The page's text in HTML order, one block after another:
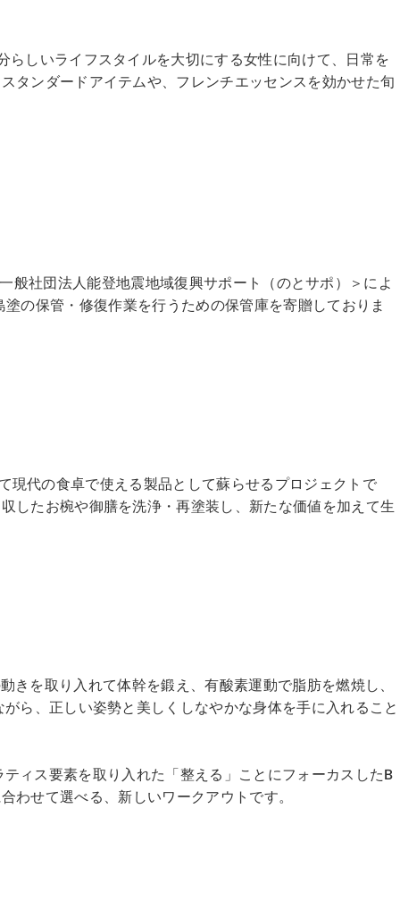
しいライフスタイルを大切にする女性に向けて、日常を
タンダードアイテムや、フレンチエッセンスを効かせた旬
般社団法人能登地震地域復興サポート（のとサポ）＞によ
の保管・修復作業を行うための保管庫を寄贈しておりま
代の食卓で使える製品として蘇らせるプロジェクトで
したお椀や御膳を洗浄・再塗装し、新たな価値を加えて生
を取り入れて体幹を鍛え、有酸素運動で脂肪を燃焼し、
ら、正しい姿勢と美しくしなやかな身体を手に入れること
ィス要素を取り入れた「整える」ことにフォーカスしたB
せて選べる、新しいワークアウトです。